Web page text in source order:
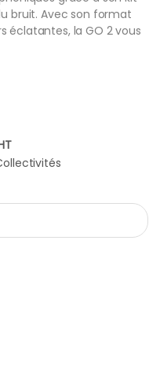
bruit. Avec son format
éclatantes, la GO 2 vous
quantity